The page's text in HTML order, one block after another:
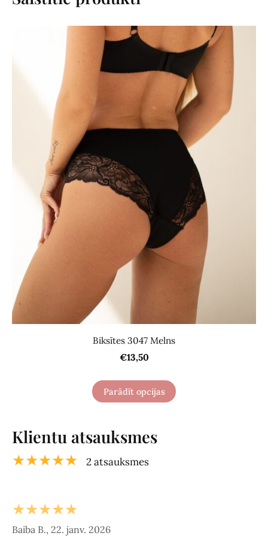
Biksītes 3047 Melns
€13,50
Parādīt opcijas
Klientu atsauksmes
★★★★★ 2 atsauksmes
★★★★★
Baiba B., 22. janv. 2026